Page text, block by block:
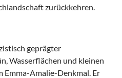
zurückkehren.
geprägter
Wasserflächen und kleinen
Emma-Amalie-Denkmal. Er